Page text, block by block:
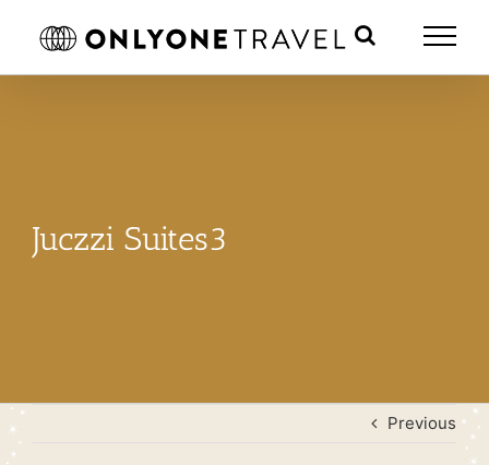
Juczzi Suites3
Previous